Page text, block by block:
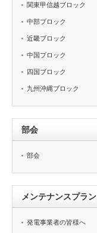
関東甲信越ブロック
中部ブロック
近畿ブロック
中国ブロック
四国ブロック
九州沖縄ブロック
部会
部会
メンテナンスプラン
発電事業者の皆様へ